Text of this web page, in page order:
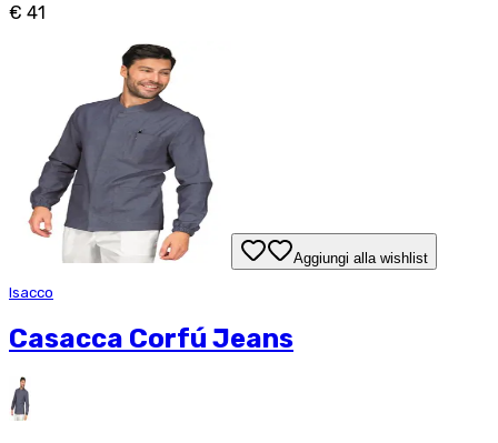
€ 41
Aggiungi alla wishlist
Isacco
Casacca Corfú Jeans